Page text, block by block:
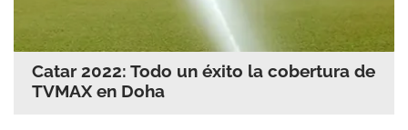
Catar 2022: Todo un éxito la cobertura de
TVMAX en Doha